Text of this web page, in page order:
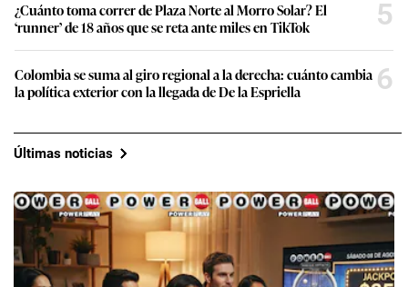
¿Cuánto toma correr de Plaza Norte al Morro Solar? El
‘runner’ de 18 años que se reta ante miles en TikTok
5
Colombia se suma al giro regional a la derecha: cuánto cambia
la política exterior con la llegada de De la Espriella
6
Últimas noticias